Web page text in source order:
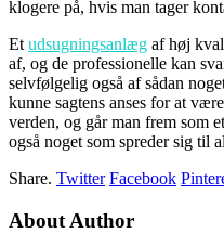
klogere på, hvis man tager
Et udsugningsanlæg af høj
af, og de professionelle kan
selvfølgelig også af sådan
kunne sagtens anses for at
verden, og går man frem som
også noget som spreder sig til
Share. Twitter Facebook
About Author